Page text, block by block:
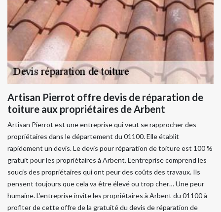
Artisan Pierrot offre devis de réparation de
toiture aux propriétaires de Arbent
Artisan Pierrot est une entreprise qui veut se rapprocher des
propriétaires dans le département du 01100. Elle établit
rapidement un devis. Le devis pour réparation de toiture est 100 %
gratuit pour les propriétaires à Arbent. L’entreprise comprend les
soucis des propriétaires qui ont peur des coûts des travaux. Ils
pensent toujours que cela va être élevé ou trop cher… Une peur
humaine. L’entreprise invite les propriétaires à Arbent du 01100 à
profiter de cette offre de la gratuité du devis de réparation de